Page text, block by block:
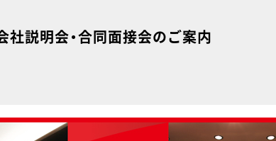
社説明会・合同面接会のご案内